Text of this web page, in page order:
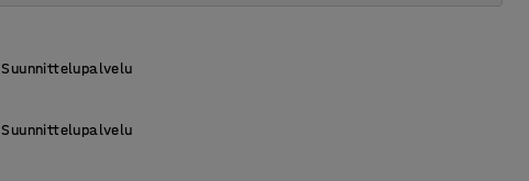
Suunnittelupalvelu
Suunnittelupalvelu